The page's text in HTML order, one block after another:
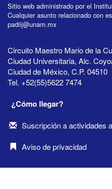
Sitio web administrado por el
Cualquier asunto relacionado con
padiij@unam.mx
Circuito Maestro Mario de la
Ciudad Universitaria, Alc.
Ciudad de México, C.P. 04510
Tel. +52(55)5622 7474
¿Cómo llegar?
Suscripción a actividades
Aviso de privacidad